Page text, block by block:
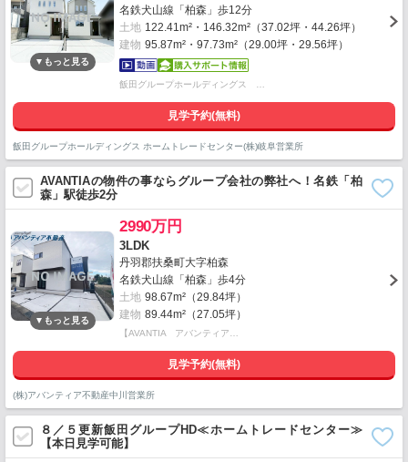
名鉄犬山線「柏森」歩12分
土地 122.41m²・146.32m²（37.02坪・44.26坪）
建物 95.87m²・97.73m²（29.00坪・29.56坪）
飯田グループホールディングス …
見学予約(無料)
飯田グループホールディングス ホームトレードセンター(株)岐阜営業所
AVANTIAの物件の事ならグループ会社の弊社へ！名鉄「柏
森」駅徒歩2分
2990万円
3LDK
丹羽郡扶桑町大字柏森
名鉄犬山線「柏森」歩4分
土地 98.67m²（29.84坪）
建物 89.44m²（27.05坪）
【AVANTIA アバンティア…
見学予約(無料)
(株)アバンティア不動産中川営業所
８／５更新飯田グループHD≪ホームトレードセンター≫
【本日見学可能】